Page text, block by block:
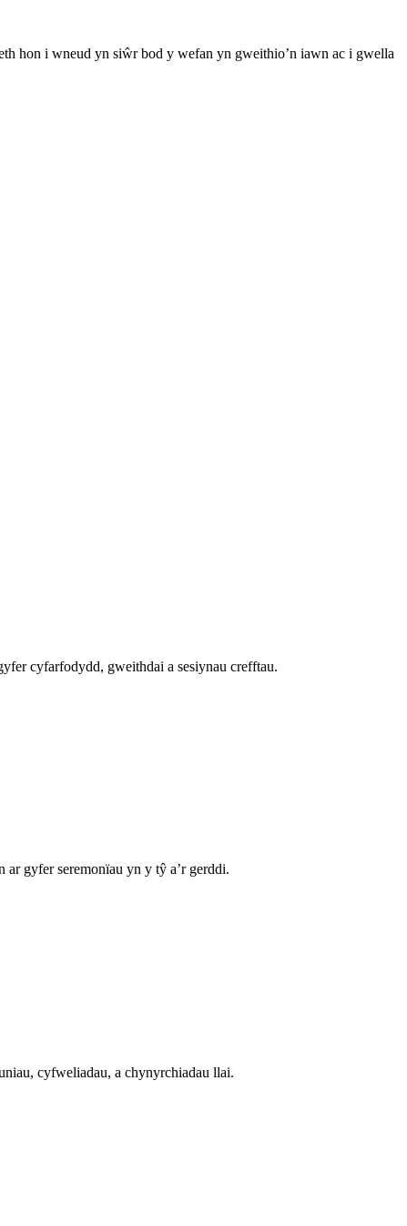
hon i wneud yn siŵr bod y wefan yn gweithio’n iawn ac i gwella
cyfarfodydd, gweithdai a sesiynau crefftau.
gyfer seremonïau yn y tŷ a’r gerddi.
cyfweliadau, a chynyrchiadau llai.